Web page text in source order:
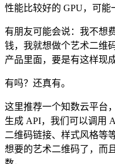
性能比较好的 GPU，可能
有朋友可能会说：我不想
钱，我就想做个艺术二维
产品里面，要是有这样现
有吗？还真有。
这里推荐一个知数云平台
生成 API，我们可以调用
二维码链接、样式风格等
想要的艺术二维码了，而